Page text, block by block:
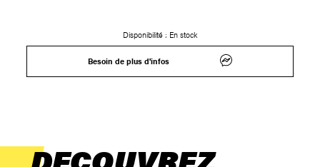
Disponibilité : En stock
Besoin de plus d'infos